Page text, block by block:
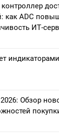
как ADC
ИТ-
Обзор